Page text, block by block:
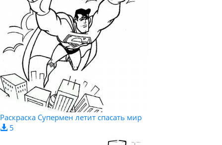
Раскраска Супермен летит спасать мир
5